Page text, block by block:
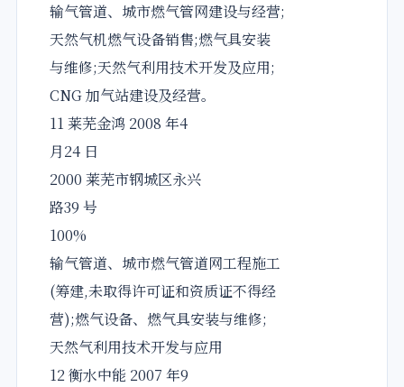
输气管道、城市燃气管网建设与经营;
天然气机燃气设备销售;燃气具安装
与维修;天然气利用技术开发及应用;
CNG 加气站建设及经营。
11 莱芜金鸿 2008 年4
月24 日
2000 莱芜市钢城区永兴
路39 号
100%
输气管道、城市燃气管道网工程施工
(筹建,未取得许可证和资质证不得经
营);燃气设备、燃气具安装与维修;
天然气利用技术开发与应用
12 衡水中能 2007 年9